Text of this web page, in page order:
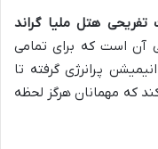
تفریحی هتل ملیا گراند
آن است که برای تمامی
پرانرژی گرفته تا
که مهمانان هرگز لحظه